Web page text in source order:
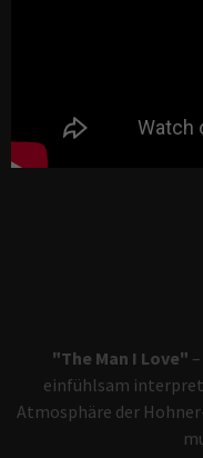
"The Man I Love"
einfühlsam
Atmosphäre der